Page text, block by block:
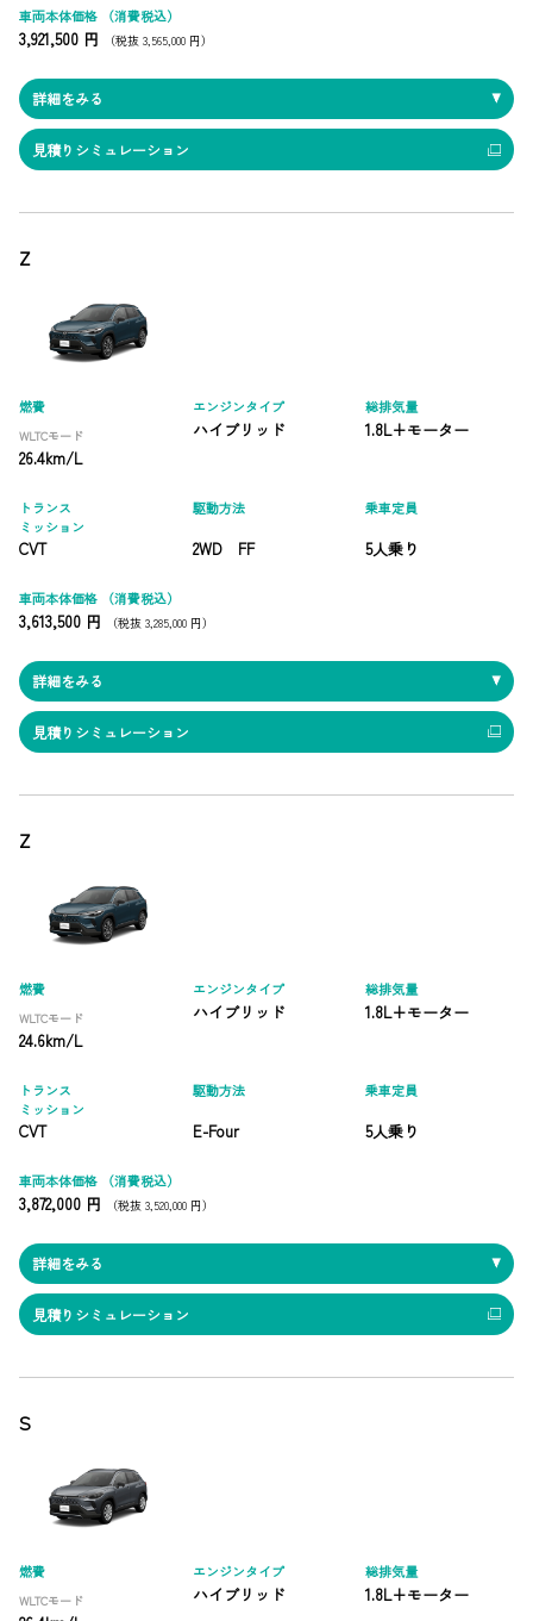
車両本体価格 （消費税込）
3,921,500 円 （税抜 3,565,000 円）
詳細をみる
見積りシミュレーション
Z
燃費
WLTCモード
26.4km/L
エンジンタイプ
ハイブリッド
総排気量
1.8L+モーター
トランス
ミッション
CVT
駆動方法
2WD FF
乗車定員
5人乗り
車両本体価格 （消費税込）
3,613,500 円 （税抜 3,285,000 円）
詳細をみる
見積りシミュレーション
Z
燃費
WLTCモード
24.6km/L
エンジンタイプ
ハイブリッド
総排気量
1.8L+モーター
トランス
ミッション
CVT
駆動方法
E-Four
乗車定員
5人乗り
車両本体価格 （消費税込）
3,872,000 円 （税抜 3,520,000 円）
詳細をみる
見積りシミュレーション
S
燃費
WLTCモード
エンジンタイプ
ハイブリッド
総排気量
1.8L+モーター